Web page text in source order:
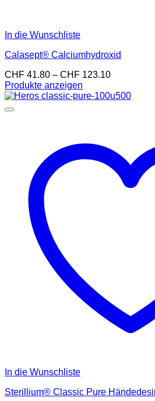
In die Wunschliste
Calasept® Calciumhydroxid
CHF 41.80 – CHF 123.10
bis
Produkte anzeigen
In die Wunschliste
Sterillium® Classic Pure